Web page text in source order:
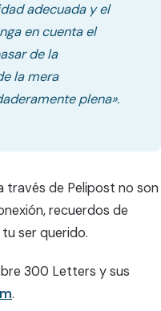
adecuada y el
en cuenta el
de la
la mera
plena».
través de Pelipost no son
recuerdos de
ser querido.
300 Letters y sus
.